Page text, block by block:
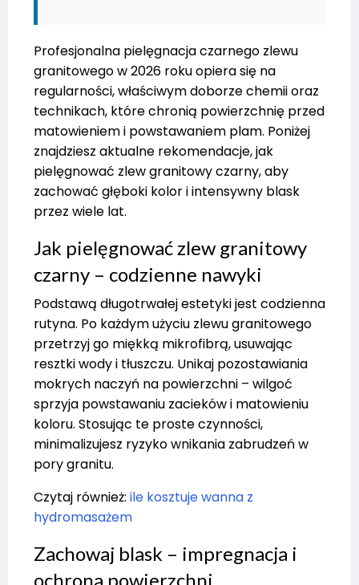
Profesjonalna pielęgnacja czarnego zlewu
granitowego w 2026 roku opiera się na
regularności, właściwym doborze chemii oraz
technikach, które chronią powierzchnię przed
matowieniem i powstawaniem plam. Poniżej
znajdziesz aktualne rekomendacje, jak
pielęgnować zlew granitowy czarny, aby
zachować głęboki kolor i intensywny blask
przez wiele lat.
Jak pielęgnować zlew granitowy
czarny – codzienne nawyki
Podstawą długotrwałej estetyki jest codzienna
rutyna. Po każdym użyciu zlewu granitowego
przetrzyj go miękką mikrofibrą, usuwając
resztki wody i tłuszczu. Unikaj pozostawiania
mokrych naczyń na powierzchni – wilgoć
sprzyja powstawaniu zacieków i matowieniu
koloru. Stosując te proste czynności,
minimalizujesz ryzyko wnikania zabrudzeń w
pory granitu.
Czytaj również: ile kosztuje wanna z
hydromasażem
Zachowaj blask – impregnacja i
ochrona powierzchni